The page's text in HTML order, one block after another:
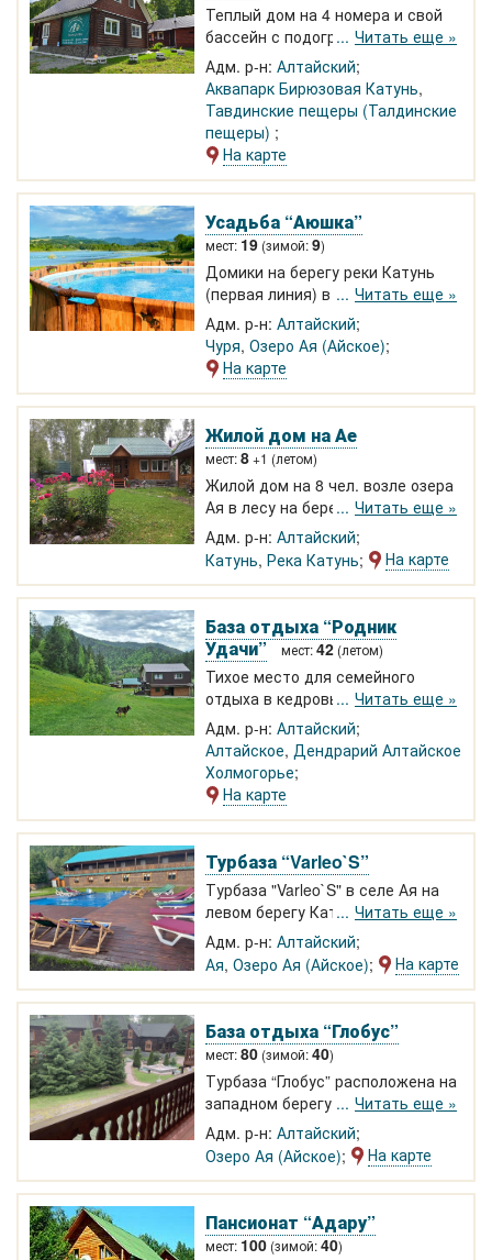
Теплый дом на 4 номера и свой
бассейн с подогревом на
Бирюзовой Катуни в 8 км от
Манжерок. Номер «Стандарт»
(кухня, душ, WC). Теплое озеро,
аквапарк, пещеры, ГЛК
Манжерок. Мотопарапланы.
Бесплатно мангал, беседки,
парковка. Новая баня.
Читать еще »
Адм. р-н: Алтайский
Аквапарк Бирюзовая Катунь,
Тавдинские пещеры (Талдинские
пещеры)
На карте
Усадьба “Аюшка”
мест: 19 (зимой:9)
Домики на берегу реки Катунь
(первая линия) в селе Ая. Кухня,
душ, туалет в домиках. Тихое
место, удалено от дорог. Беседка
для большой компании на берегу.
До озера Ая и аквапарка
Алтайская Ривьера 5 минут на
машине.
Читать еще »
Адм. р-н: Алтайский
Чуря, Озеро Ая (Айское)
На карте
Жилой дом на Ае
мест:8+1 (летом)
Жилой дом на 8 чел. возле озера
Ая в лесу на берегу горной реки
Катунь. До озера Ая и комплекса
бассейнов Алтай Ривьера 15
минут ходьбы. Wi-Fi, большая
территория. Баня, оборудованная
кухня, горячий душ.
Читать еще »
Адм. р-н: Алтайский
Катунь, Река Катунь На карте
База отдыха “Родник
Удачи”
мест:42 (летом)
Тихое место для семейного
отдыха в кедровых домиках и
номерах со всеми удобствами.
Летняя кухня для проведения
банкетов или тренингов 100 м2.
Вокруг невысокие, покрытые
хвойным лесом горы. Рядом
районный центр Алтайское.
Летний бассейн, детская
площадка, родник
Читать еще »
Адм. р-н: Алтайский
Алтайское, Дендрарий Алтайское
Холмогорье
На карте
Турбаза “Varleo`S”
Турбаза "Varleo`S" в селе Ая на
левом берегу Катуни - 13 номеров
и 4 отдельно-стоящих домика,
летний бассейн, уличные
душевые, баня, беседки с
мангалами, теннисный стол,
прокат велосипедов.
Читать еще »
Адм. р-н: Алтайский
Ая, Озеро Ая (Айское) На карте
База отдыха “Глобус”
мест:80 (зимой:40)
Турбаза “Глобус” расположена на
западном берегу озера Ая.
Работает круглый год.
Размещение в благоустроенных
номерах класса люкс и полулюкс
на двух, трех и четырех человек,
а также в отдельно стоящих
домиках. Сплавы, экскурсии.
Читать еще »
Адм. р-н: Алтайский
Озеро Ая (Айское)
На карте
Пансионат “Адару”
мест: 100 (зимой:40)